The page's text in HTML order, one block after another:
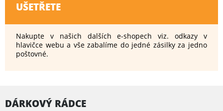
UŠETŘETE
Nakupte v našich dalších e-shopech viz. odkazy v
hlavičce webu a vše zabalíme do jedné zásilky za jedno
poštovné.
DÁRKOVÝ RÁDCE